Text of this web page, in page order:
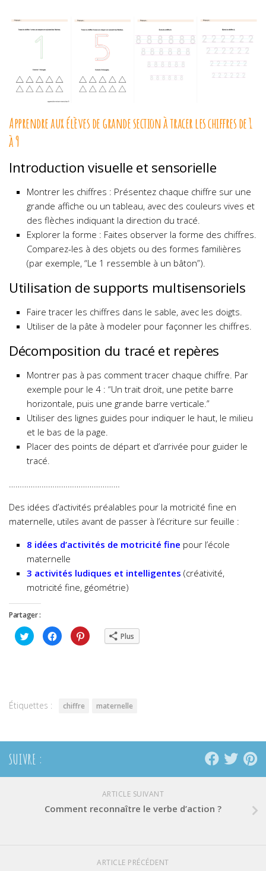
Apprendre aux élèves de grande section à tracer les chiffres de 1
à 9
Introduction visuelle et sensorielle
Montrer les chiffres : Présentez chaque chiffre sur une
grande affiche ou un tableau, avec des couleurs vives et
des flèches indiquant la direction du tracé.
Explorer la forme : Faites observer la forme des chiffres.
Comparez-les à des objets ou des formes familières
(par exemple, “Le 1 ressemble à un bâton”).
Utilisation de supports multisensoriels
Faire tracer les chiffres dans le sable, avec les doigts.
Utiliser de la pâte à modeler pour façonner les chiffres.
Décomposition du tracé et repères
Montrer pas à pas comment tracer chaque chiffre. Par
exemple pour le 4 : “Un trait droit, une petite barre
horizontale, puis une grande barre verticale.”
Utiliser des lignes guides pour indiquer le haut, le milieu
et le bas de la page.
Placer des points de départ et d’arrivée pour guider le
tracé.
……………………………………………
Des idées d’activités préalables pour la motricité fine en
maternelle, utiles avant de passer à l’écriture sur feuille :
8 idées d’activités de motricité fine pour l’école
maternelle
3 activités ludiques et intelligentes (créativité,
motricité fine, géométrie)
Partager :
Cliquez
pour
partager
Cliquez
pour
partager
Cliquez
pour Plus
Étiquettes : chiffre maternelle
SUIVRE :
ARTICLE SUIVANT
Comment reconnaître le verbe d’action ?
ARTICLE PRÉCÉDENT